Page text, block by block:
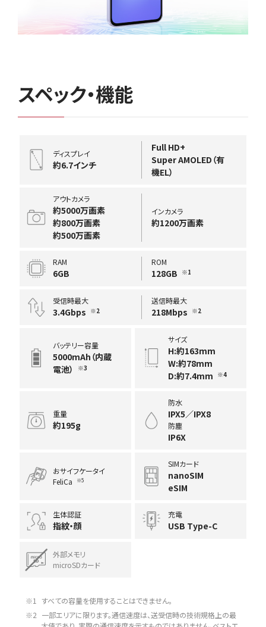
スペック・機能
ディスプレイ
約6.7インチ
Full HD+
Super AMOLED（有
機EL）
アウトカメラ
約5000万画素
約800万画素
約500万画素
インカメラ
約1200万画素
RAM
6GB
ROM
128GB ※1
受信時最大
3.4Gbps ※2
送信時最大
218Mbps ※2
バッテリー容量
5000mAh（内蔵
電池）
※3
サイズ
H:約163mm
W:約78mm
D:約7.4mm
※4
重量
約195g
防水
IPX5／IPX8
防塵
IP6X
おサイフケータイ
FeliCa
※5
SIMカード
nanoSIM
eSIM
生体認証
指紋・顔
充電
USB Type-C
外部メモリ
microSDカード
※1
すべての容量を使用することはできません。
※2 一部エリアに限ります。通信速度は、送受信時の技術規格上の最